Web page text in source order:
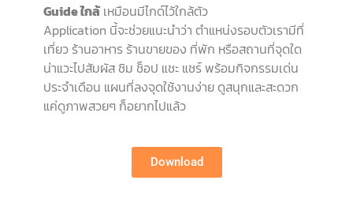
Guide ใกล้ เหมือนมีไกด์ไว้ใกล้ตัว
Application นี้จะช่วยแนะนำว่า ตำแหน่งรอบตัวเรามีที่
เที่ยว ร้านอาหาร ร้านขายของ ที่พัก หรือสถานที่จุดใด
น่าแวะไปสัมผัส ชิม ช็อป แชะ แชร์ พร้อมกิจกรรมเด่น
ประจำเดือน แผนที่ลงจุดใช้งานง่าย ดูสนุกและสะดวก
แค่ดูภาพสวยๆ ก็อยากไปแล้ว
Download